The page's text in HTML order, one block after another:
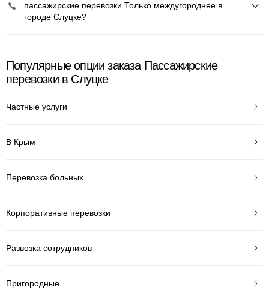
пассажирские перевозки Только междугороднее в
городе Слуцке?
Популярные опции заказа Пассажирские
перевозки в Слуцке
Частные услуги
В Крым
Перевозка больных
Корпоративные перевозки
Развозка сотрудников
Пригородные